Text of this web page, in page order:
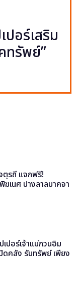
ปอร์เสริม
ทรัพย์”
รถี แจกฟรี!
ฆเนศ ปางลาลบาคจา
เปอร์เจ้าแม่กวนอิม
ดคลัง รับทรัพย์ เพียง